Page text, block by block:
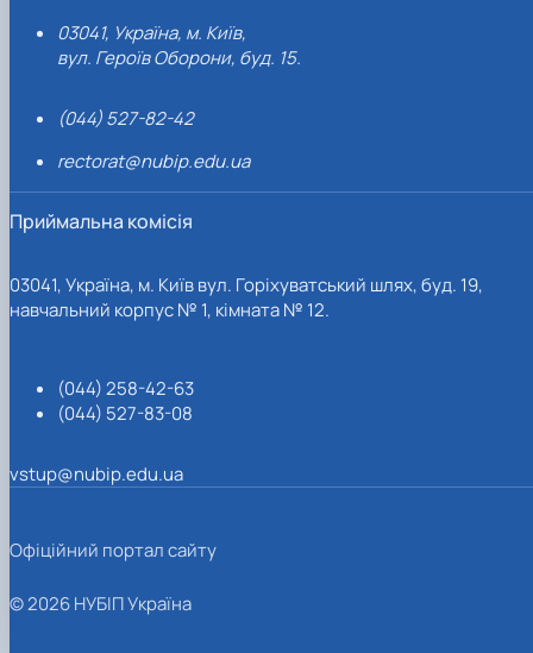
03041, Україна, м. Київ,
вул. Героїв Оборони, буд. 15.
(044) 527-82-42
rectorat@nubip.edu.ua
Приймальна комісія
03041, Україна, м. Київ вул. Горіхуватський шлях, буд. 19,
навчальний корпус № 1, кімната № 12.
(044) 258-42-63
(044) 527-83-08
vstup@nubip.edu.ua
Офіційний портал сайту
© 2026 НУБІП Україна